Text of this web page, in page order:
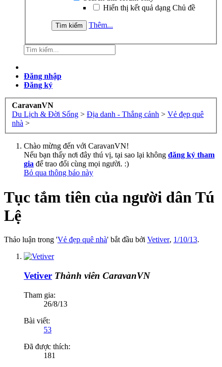
Hiển thị kết quả dạng Chủ đề
Thêm...
Đăng nhập
Đăng ký
CaravanVN
Du Lịch & Đời Sống > Địa danh - Thắng cảnh > Vẻ đẹp quê
nhà >
Chào mừng đến với CaravanVN!
Nếu bạn thấy nơi đây thú vị, tại sao lại không đăng ký tham
gia để trao đổi cùng mọi người. :)
Bỏ qua thông báo này
Tục tắm tiên của người dân Tú
Lệ
Thảo luận trong 'Vẻ đẹp quê nhà' bắt đầu bởi Vetiver, 1/10/13.
Vetiver Thành viên CaravanVN
Tham gia:
26/8/13
Bài viết:
53
Đã được thích:
181